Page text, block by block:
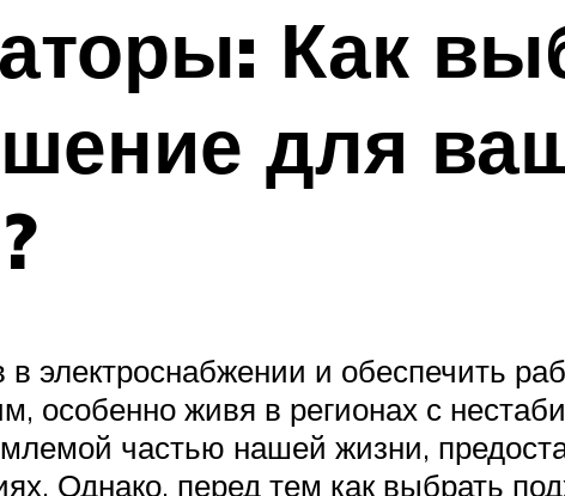
Как
для
электроснабжении и обеспечить
особенно живя в регионах с
частью нашей жизни,
Однако, перед тем как выбрать